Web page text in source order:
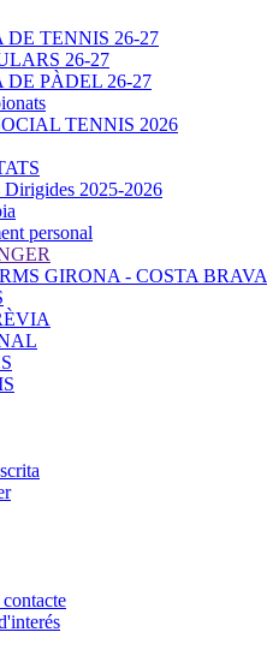
DE TENNIS 26-27
26-27
DE PÀDEL 26-27
TENNIS 2026
2025-2026
personal
GIRONA - COSTA BRAVA